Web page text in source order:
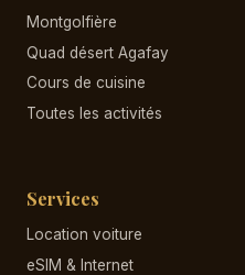
Montgolfière
Quad désert Agafay
Cours de cuisine
Toutes les activités
Services
Location voiture
eSIM & Internet